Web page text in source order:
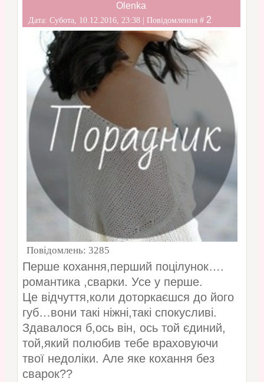
Olenka
Дата: Субота, 10.12.2016, 23:38 | Повідомлення # 2
Повідомлень: 3285
Перше кохання,перший поцілунок….
романтика ,сварки. Усе у перше.
Це відчуття,коли доторкаєшся до його
губ…вони такі ніжні,такі спокусливі.
Здавалося б,ось він, ось той єдиний,
той,який полюбив тебе враховуючи
твої недоліки. Але яке кохання без
сварок??